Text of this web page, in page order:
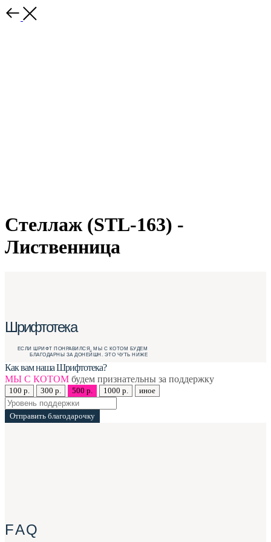
Стеллаж (STL-163) -
Лиственница
Шрифтотека
ЕСЛИ ШРИФТ ПОНРАВИЛСЯ, МЫ С КОТОМ БУДЕМ
БЛАГОДАРНЫ ЗА ДОНЕЙШН. ЭТО ЧУТЬ НИЖЕ
Как вам наша Шрифтотека?
МЫ С КОТОМ будем признательны за поддержку
100 р. 300 р. 500 р. 1000 р. иное
Отправить благодарочку
F A Q